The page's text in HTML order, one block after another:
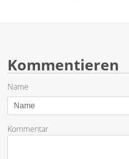
Kommentieren
Name
Kommentar